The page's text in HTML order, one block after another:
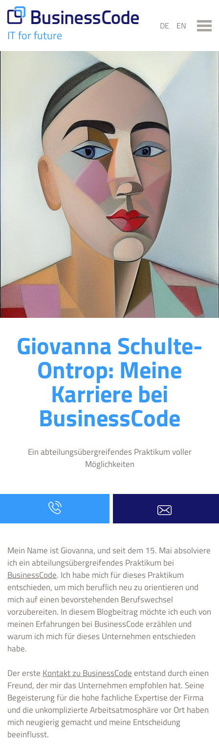
content
IT for future
DE EN
Giovanna Schulte-
Ontrop: Meine
Karriere bei
BusinessCode
Ein abteilungsübergreifendes Praktikum voller
Möglichkeiten
Mein Name ist Giovanna, und seit dem 15. Mai absolviere
ich ein abteilungsübergreifendes Praktikum bei
BusinessCode. Ich habe mich für dieses Praktikum
entschieden, um mich beruflich neu zu orientieren und
mich auf einen bevorstehenden Berufswechsel
vorzubereiten. In diesem Blogbeitrag möchte ich euch von
meinen Erfahrungen bei BusinessCode erzählen und
warum ich mich für dieses Unternehmen entschieden
habe.
Der erste Kontakt zu BusinessCode entstand durch einen
Freund, der mir das Unternehmen empfohlen hat. Seine
Begeisterung für die hohe fachliche Expertise der Firma
und die unkomplizierte Arbeitsatmosphäre vor Ort haben
mich neugierig gemacht und meine Entscheidung
beeinflusst.